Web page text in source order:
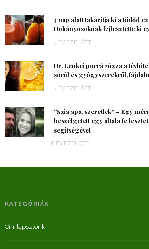
3 nap alatt takarítja ki a tüdőd ez
Dohányosoknak fejlesztette ki
7 ÉV EZELŐTT
Dr. Lenkei porrá zúzza a
sóról és gyógyszerekről,
7 ÉV EZELŐTT
“Szia apa, szeretlek” – Egy
beszélgetett egy általa
segítségével
6 ÉV EZELŐTT
KATEGÓRIÁK
Címlapsztorik